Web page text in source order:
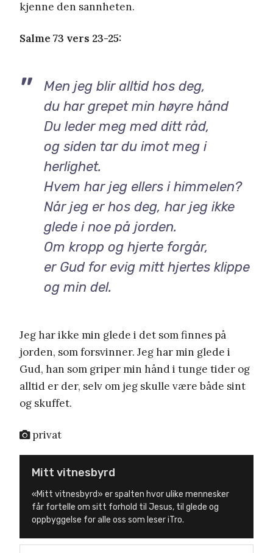
kjenne den sannheten.
Salme 73 vers 23-25:
Men jeg blir alltid hos deg,
du har grepet min høyre hånd
Du leder meg med ditt råd,
og siden tar du imot meg i
herlighet.
Hvem har jeg ellers i himmelen?
Når jeg er hos deg, har jeg ikke
glede i noe på jorden.
Om kropp og hjerte forgår,
er Gud for evig mitt hjertes klippe
og min del.
Jeg har ikke min glede i det som finnes på
jorden, som forsvinner. Jeg har min glede i
Gud, han som griper min hånd i tunge tider og
alltid er der, selv om jeg skulle være både sint
og skuffet.
privat
Mitt vitnesbyrd
«Mitt vitnesbyrd» er spalten hvor ulike mennesker
får fortelle om sitt forhold til Jesus, til glede og
oppbyggelse for alle oss som leser iTro.